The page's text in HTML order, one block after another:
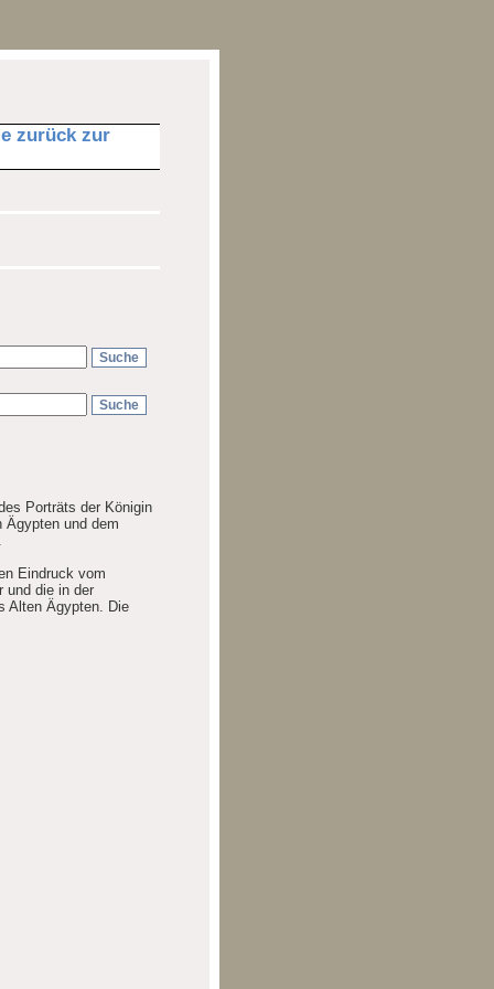
zurück zur
Porträts der Königin
Ägypten und dem
Eindruck vom
und die in der
Alten Ägypten. Die